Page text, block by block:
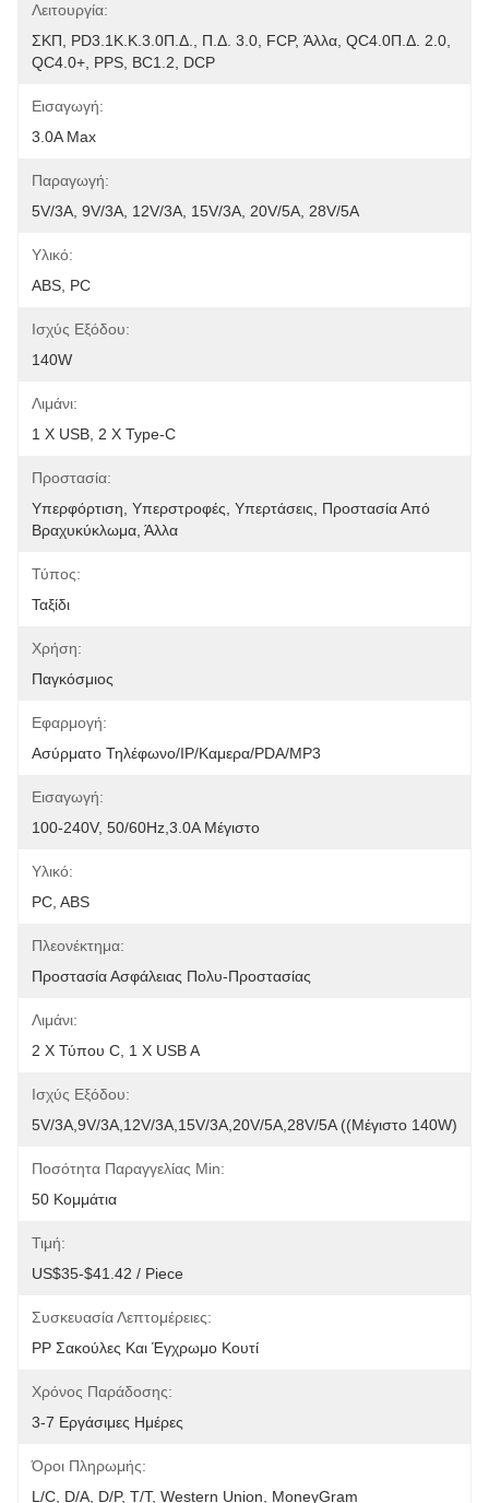
Λειτουργία:
ΣΚΠ, PD3.1Κ.Κ.3.0Π.Δ., Π.Δ. 3.0, FCP, Άλλα, QC4.0Π.Δ. 2.0,
QC4.0+, PPS, BC1.2, DCP
Εισαγωγή:
3.0A Max
Παραγωγή:
5V/3A, 9V/3A, 12V/3A, 15V/3A, 20V/5A, 28V/5A
Υλικό:
ABS, PC
Ισχύς Εξόδου:
140W
Λιμάνι:
1 X USB, 2 X Type-C
Προστασία:
Υπερφόρτιση, Υπερστροφές, Υπερτάσεις, Προστασία Από
Βραχυκύκλωμα, Άλλα
Τύπος:
Ταξίδι
Χρήση:
Παγκόσμιος
Εφαρμογή:
Ασύρματο Τηλέφωνο/IP/Καμερα/PDA/MP3
Εισαγωγή:
100-240V, 50/60Hz,3.0A Μέγιστο
Υλικό:
PC, ABS
Πλεονέκτημα:
Προστασία Ασφάλειας Πολυ-Προστασίας
Λιμάνι:
2 X Τύπου C, 1 X USB A
Ισχύς Εξόδου:
5V/3A,9V/3A,12V/3A,15V/3A,20V/5A,28V/5A ((Μέγιστο 140W)
Ποσότητα Παραγγελίας Min:
50 Κομμάτια
Τιμή:
US$35-$41.42 / Piece
Συσκευασία Λεπτομέρειες:
PP Σακούλες Και Έγχρωμο Κουτί
Χρόνος Παράδοσης:
3-7 Εργάσιμες Ημέρες
Όροι Πληρωμής:
L/C, D/A, D/P, T/T, Western Union, MoneyGram